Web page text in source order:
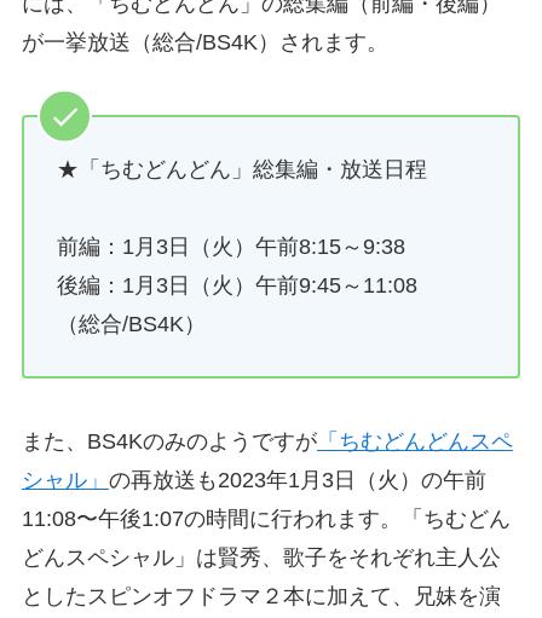
が一挙放送（総合/BS4K）されます。
★「ちむどんどん」総集編・放送日程
前編：1月3日（火）午前8:15～9:38
後編：1月3日（火）午前9:45～11:08
（総合/BS4K）
また、BS4Kのみのようですが「ちむどんどんスペ
シャル」 の再放送も2023年1月3日（火）の午前
11:08〜午後1:07の時間に行われます。「ちむどん
どんスペシャル」は賢秀、歌子をそれぞれ主人公
としたスピンオフドラマ２本に加えて、兄妹を演